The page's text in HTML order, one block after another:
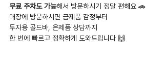
무료 주차도 가능해서 방문하시기 정말 편해요 🚗
매장에 방문하시면 금제품 감정부터
투자용 골드바, 은제품 상담까지
한 번에 빠르고 정확하게 도와드립니다 🙌